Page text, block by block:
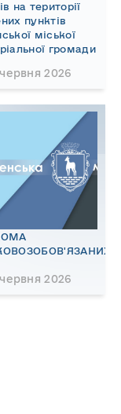
на території
пунктів
міської
громади
2026
2026